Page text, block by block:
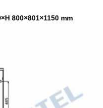
×H 800×801×1150 mm